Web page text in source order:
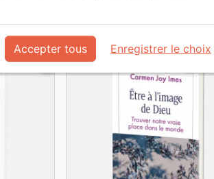
favorite_border
Accepter tous Enregistrer le choix